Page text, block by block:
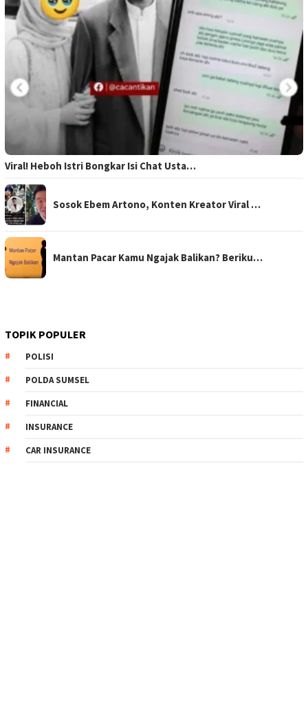
Viral! Heboh Istri Bongkar Isi Chat Usta…
Sosok Ebem Artono, Konten Kreator Viral …
Mantan Pacar Kamu Ngajak Balikan? Beriku…
TOPIK POPULER
POLISI
POLDA SUMSEL
FINANCIAL
INSURANCE
CAR INSURANCE